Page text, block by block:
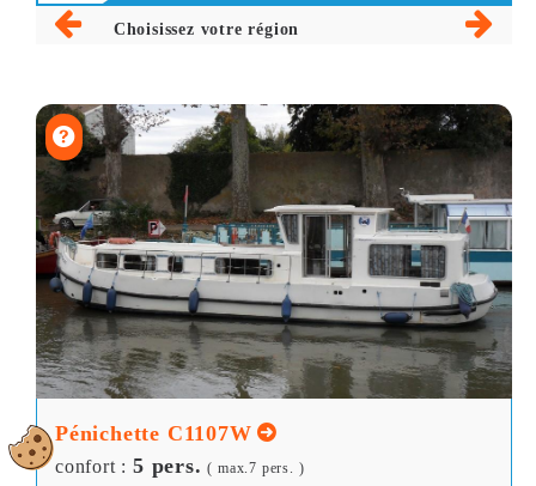
Choisissez votre région
Pénichette C1107W
confort : 5 pers. ( max.7 pers. )